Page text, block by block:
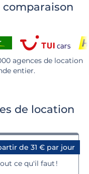
comparaison
agences de location
entier.
de location
de 31 € par jour
ce qu'il faut !